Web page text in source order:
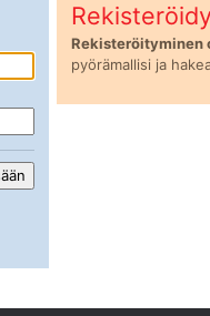
Rekisteröityminen
pyörämallisi ja